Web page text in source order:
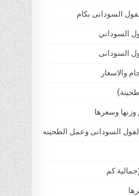
السودانى بكام
السوداني
السودانى
والاسعار
وسعرها
السودانى وعمل الطحينه
كم